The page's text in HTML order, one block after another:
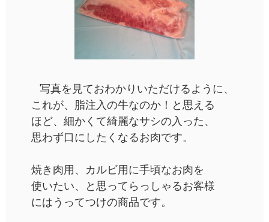
写真を見ておわかりいただけるように、
これが、脂注入の牛なのか！と思える
ほど、細かくて綺麗なサシの入った、
思わず口にしたくなるお肉です。
焼き肉用、カルビ用に手頃なお肉を
使いたい、と思ってらっしゃるお客様
にはうってつけの商品です。